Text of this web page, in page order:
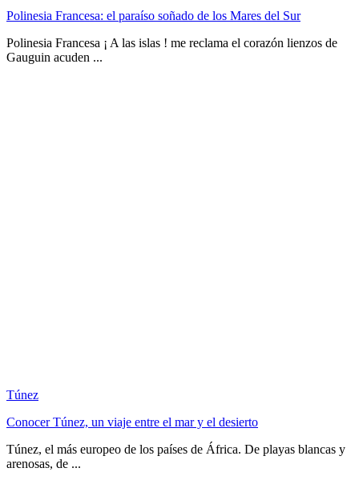
Polinesia Francesa: el paraíso soñado de los Mares del Sur
Polinesia Francesa ¡ A las islas ! me reclama el corazón lienzos de
Gauguin acuden ...
Túnez
Conocer Túnez, un viaje entre el mar y el desierto
Túnez, el más europeo de los países de África. De playas blancas y
arenosas, de ...